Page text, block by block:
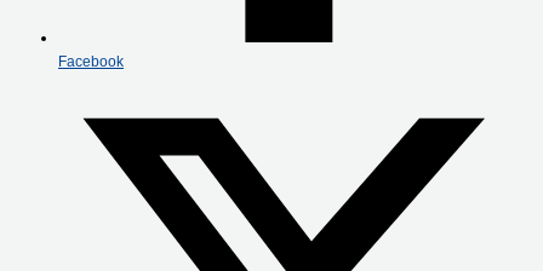
Facebook